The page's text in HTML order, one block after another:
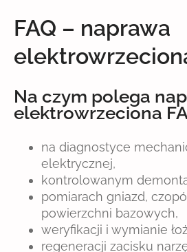
FAQ – naprawa
Na czym polega
elektrowrzeciona
na diagnostyce
elektrycznej,
kontrolowanym
pomiarach gniazd,
powierzchni bazowych,
weryfikacji i wymianie
regeneracji zacisku